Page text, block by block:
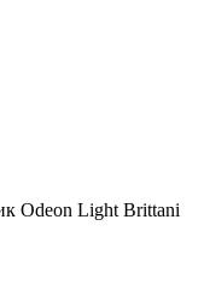
Odeon Light Brittani